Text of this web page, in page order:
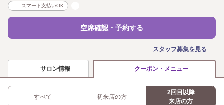
スマート支払いOK
空席確認・予約する
スタッフ募集を見る
サロン情報 クーポン・メニュー
すべて 初来店の方
2回目以降
来店の方